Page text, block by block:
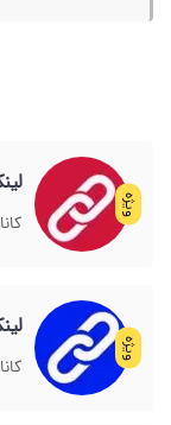
ویژه
ویژه